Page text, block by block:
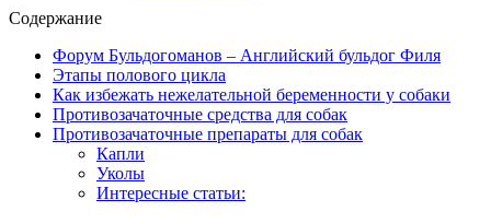
Содержание
Форум Бульдогоманов – Английский бульдог Филя
Этапы полового цикла
Как избежать нежелательной беременности у собаки
Противозачаточные средства для собак
Противозачаточные препараты для собак
Капли
Уколы
Интересные статьи: